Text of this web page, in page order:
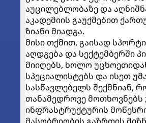
აუცილებლობაზე და
აკადემიის გაუქმებით
ზიანი მიადგა.
მისი თქმით, გაისად
აღდგება და სექტემბერში
მიიღებს, ხოლო
სპეციალისტებს და ისეთ
სასწავლებელს შექმნიან,
თანამედროვე მოთხოვნებს
ინფრასტრუქტურის